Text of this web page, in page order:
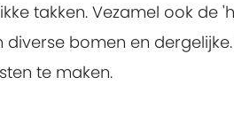
takken. Vezamel ook de
bomen en
te maken.